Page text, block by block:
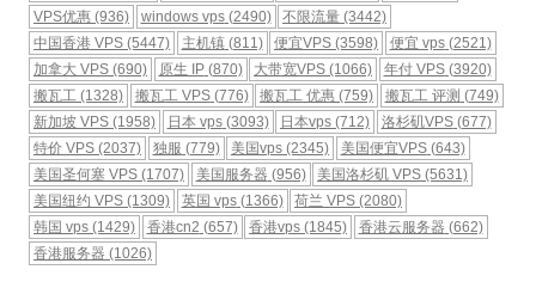
VPS优惠 (936) windows vps(2490) 不限流量 (3442)
中国香港 VPS (5447) 主机镇(811) 便宜VPS (3598) 便宜 vps(2521)
加拿大 VPS (690) 原生 IP(870) 大带宽VPS (1066) 年付 VPS(3920)
搬瓦工 (1328) 搬瓦工 VPS(776) 搬瓦工 优惠 (759) 搬瓦工 评测 (749)
新加坡 VPS (1958) 日本 vps(3093) 日本vps (712) 洛杉矶VPS(677)
特价 VPS (2037) 独服 (779) 美国vps (2345) 美国便宜VPS(643)
美国圣何塞 VPS (1707) 美国服务器 (956) 美国洛杉矶 VPS (5631)
美国纽约 VPS (1309) 英国 vps(1366) 荷兰 VPS (2080)
韩国 vps (1429) 香港cn2 (657) 香港vps (1845) 香港云服务器 (662)
香港服务器 (1026)